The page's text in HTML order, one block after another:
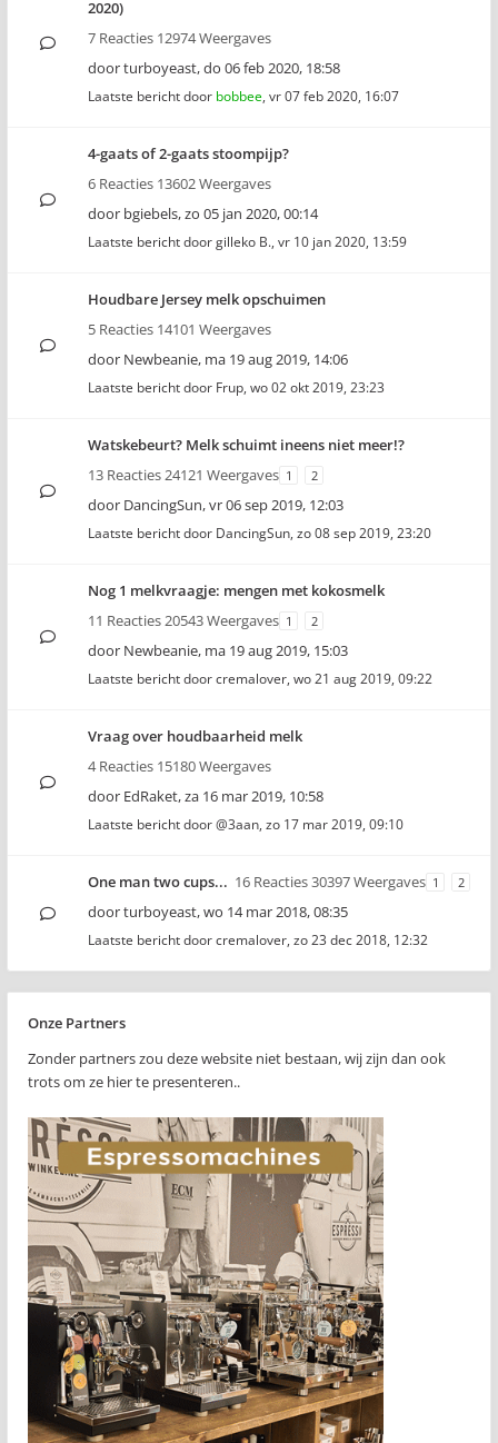
2020)
7 Reacties 12974 Weergaves
doorturboyeast,do 06 feb 2020, 18:58
Laatste bericht door bobbee, vr 07 feb 2020, 16:07
4-gaats of 2-gaats stoompijp?
6 Reacties 13602 Weergaves
door bgiebels,zo 05 jan 2020, 00:14
Laatste bericht doorgilleko B., vr 10 jan 2020, 13:59
Houdbare Jersey melk opschuimen
5 Reacties 14101 Weergaves
door Newbeanie, ma 19 aug 2019, 14:06
Laatste bericht door Frup, wo 02 okt 2019, 23:23
Watskebeurt? Melk schuimt ineens niet meer!?
13 Reacties 24121 Weergaves 1 2
door DancingSun,vr 06 sep 2019, 12:03
Laatste bericht door DancingSun, zo 08 sep 2019, 23:20
Nog 1 melkvraagje: mengen met kokosmelk
11 Reacties 20543 Weergaves 1 2
door Newbeanie, ma 19 aug 2019, 15:03
Laatste bericht doorcremalover, wo 21 aug 2019, 09:22
Vraag over houdbaarheid melk
4 Reacties 15180 Weergaves
door EdRaket,za 16 mar 2019, 10:58
Laatste bericht door@3aan, zo 17 mar 2019, 09:10
One man two cups... 16 Reacties 30397 Weergaves 1 2
doorturboyeast,wo 14 mar 2018, 08:35
Laatste bericht doorcremalover, zo 23 dec 2018, 12:32
Onze Partners
Zonder partners zou deze website niet bestaan, wij zijn dan ook
trots om ze hier te presenteren..